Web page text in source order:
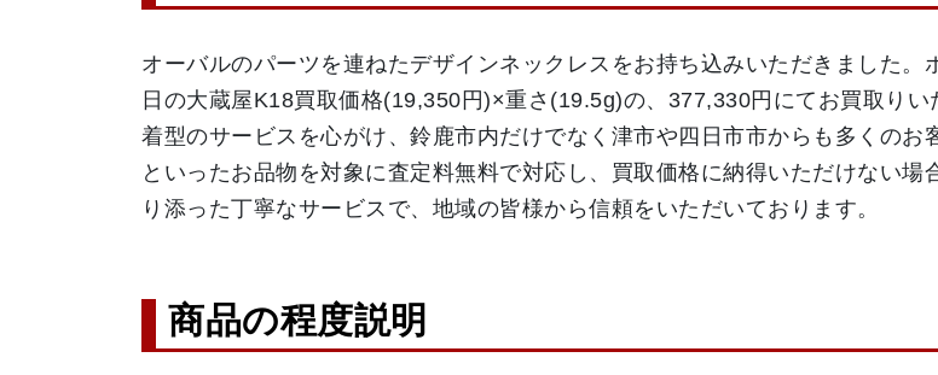
オーバルのパーツを連ねたデザインネックレスをお持ち込みいただきました
日の大蔵屋K18買取価格(19,350円)×重さ(19.5g)の、377,330円にてお買取り
着型のサービスを心がけ、鈴鹿市内だけでなく津市や四日市市からも多くの
といったお品物を対象に査定料無料で対応し、買取価格に納得いただけない
り添った丁寧なサービスで、地域の皆様から信頼をいただいております。
商品の程度説明